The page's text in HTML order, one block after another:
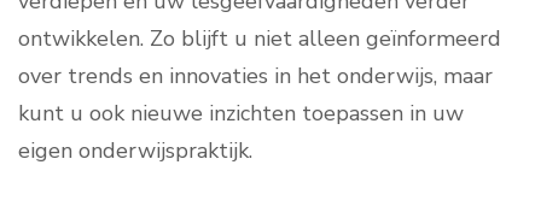
ontwikkelen. Zo blijft u niet alleen geïnformeerd
over trends en innovaties in het onderwijs, maar
kunt u ook nieuwe inzichten toepassen in uw
eigen onderwijspraktijk.